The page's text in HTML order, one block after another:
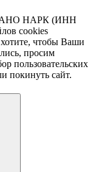
АНО НАРК (ИНН
cookies
чтобы Ваши
просим
пользовательских
покинуть сайт.